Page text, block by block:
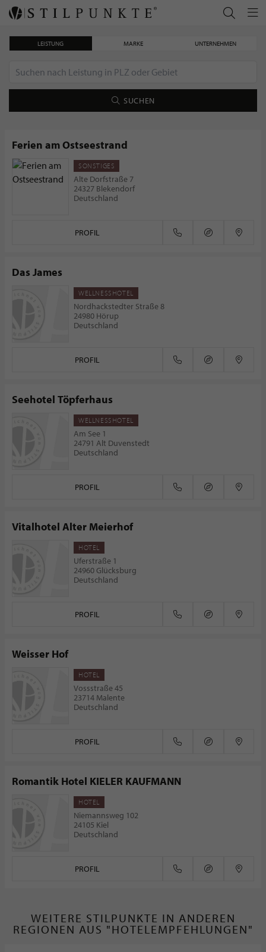
Lanserhof Sylt
LEISTUNG MARKE UNTERNEHMEN
SUCHEN
Ferien am Ostseestrand
SONSTIGES
Alte Dorfstraße 7
24327 Blekendorf
Deutschland
PROFIL
Das James
WELLNESSHOTEL
Nordhackstedter Straße 8
24980 Hörup
Deutschland
PROFIL
Seehotel Töpferhaus
WELLNESSHOTEL
Am See 1
24791 Alt Duvenstedt
Deutschland
PROFIL
Vitalhotel Alter Meierhof
HOTEL
Uferstraße 1
24960 Glücksburg
Deutschland
PROFIL
Weisser Hof
HOTEL
Vossstraße 45
23714 Malente
Deutschland
PROFIL
Romantik Hotel KIELER KAUFMANN
HOTEL
Niemannsweg 102
24105 Kiel
Deutschland
PROFIL
WEITERE STILPUNKTE IN ANDEREN
REGIONEN AUS "HOTELEMPFEHLUNGEN"